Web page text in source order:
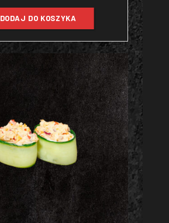
DODAJ DO KOSZYKA